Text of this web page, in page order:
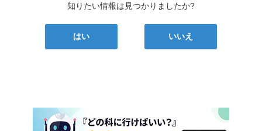
知りたい情報は見つかりましたか?
はい いいえ